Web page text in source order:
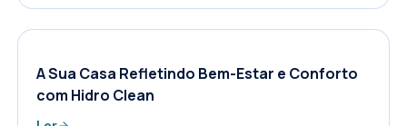
A Sua Casa Refletindo Bem-Estar e Conforto
com Hidro Clean